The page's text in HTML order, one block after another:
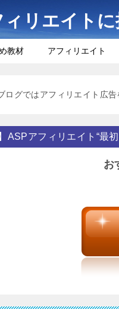
ィリエイト
教材 アフィリエイト
グではアフィリエイト広告
ASPアフィリエイト“最初
お